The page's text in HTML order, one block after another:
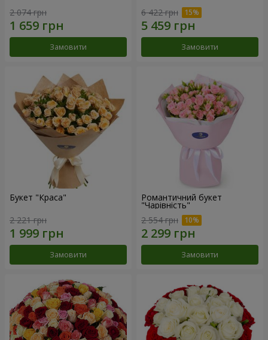
2 074 грн
Замовити
6 422 грн
Замовити
Букет "Краса"
2 221 грн
Замовити
Романтичний букет
"Чарівність"
2 554 грн
Замовити